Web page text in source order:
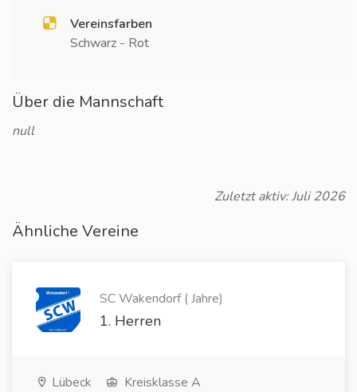
Vereinsfarben
Schwarz - Rot
Über die Mannschaft
null
Zuletzt aktiv: Juli 2026
Ähnliche Vereine
SC Wakendorf ( Jahre)
1. Herren
Lübeck Kreisklasse A